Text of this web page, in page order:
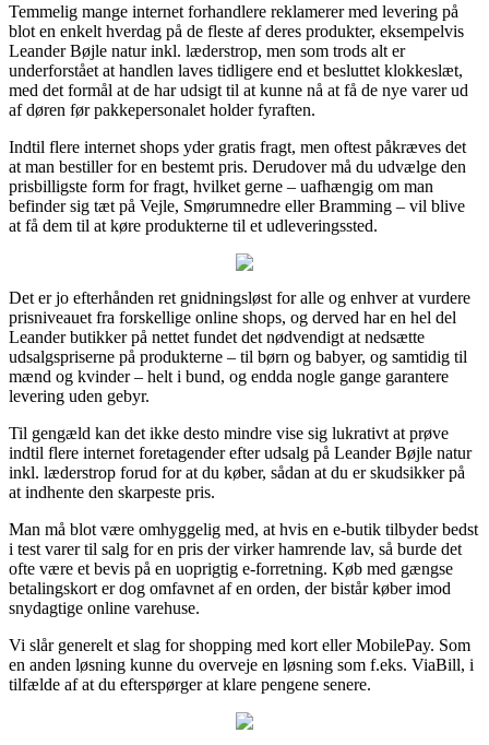
Temmelig mange internet forhandlere reklamerer med levering på
blot en enkelt hverdag på de fleste af deres produkter, eksempelvis
Leander Bøjle natur inkl. læderstrop, men som trods alt er
underforstået at handlen laves tidligere end et besluttet klokkeslæt,
med det formål at de har udsigt til at kunne nå at få de nye varer ud
af døren før pakkepersonalet holder fyraften.
Indtil flere internet shops yder gratis fragt, men oftest påkræves det
at man bestiller for en bestemt pris. Derudover må du udvælge den
prisbilligste form for fragt, hvilket gerne – uafhængig om man
befinder sig tæt på Vejle, Smørumnedre eller Bramming – vil blive
at få dem til at køre produkterne til et udleveringssted.
Det er jo efterhånden ret gnidningsløst for alle og enhver at vurdere
prisniveauet fra forskellige online shops, og derved har en hel del
Leander butikker på nettet fundet det nødvendigt at nedsætte
udsalgspriserne på produkterne – til børn og babyer, og samtidig til
mænd og kvinder – helt i bund, og endda nogle gange garantere
levering uden gebyr.
Til gengæld kan det ikke desto mindre vise sig lukrativt at prøve
indtil flere internet foretagender efter udsalg på Leander Bøjle natur
inkl. læderstrop forud for at du køber, sådan at du er skudsikker på
at indhente den skarpeste pris.
Man må blot være omhyggelig med, at hvis en e-butik tilbyder bedst
i test varer til salg for en pris der virker hamrende lav, så burde det
ofte være et bevis på en uoprigtig e-forretning. Køb med gængse
betalingskort er dog omfavnet af en orden, der bistår køber imod
snydagtige online varehuse.
Vi slår generelt et slag for shopping med kort eller MobilePay. Som
en anden løsning kunne du overveje en løsning som f.eks. ViaBill, i
tilfælde af at du efterspørger at klare pengene senere.